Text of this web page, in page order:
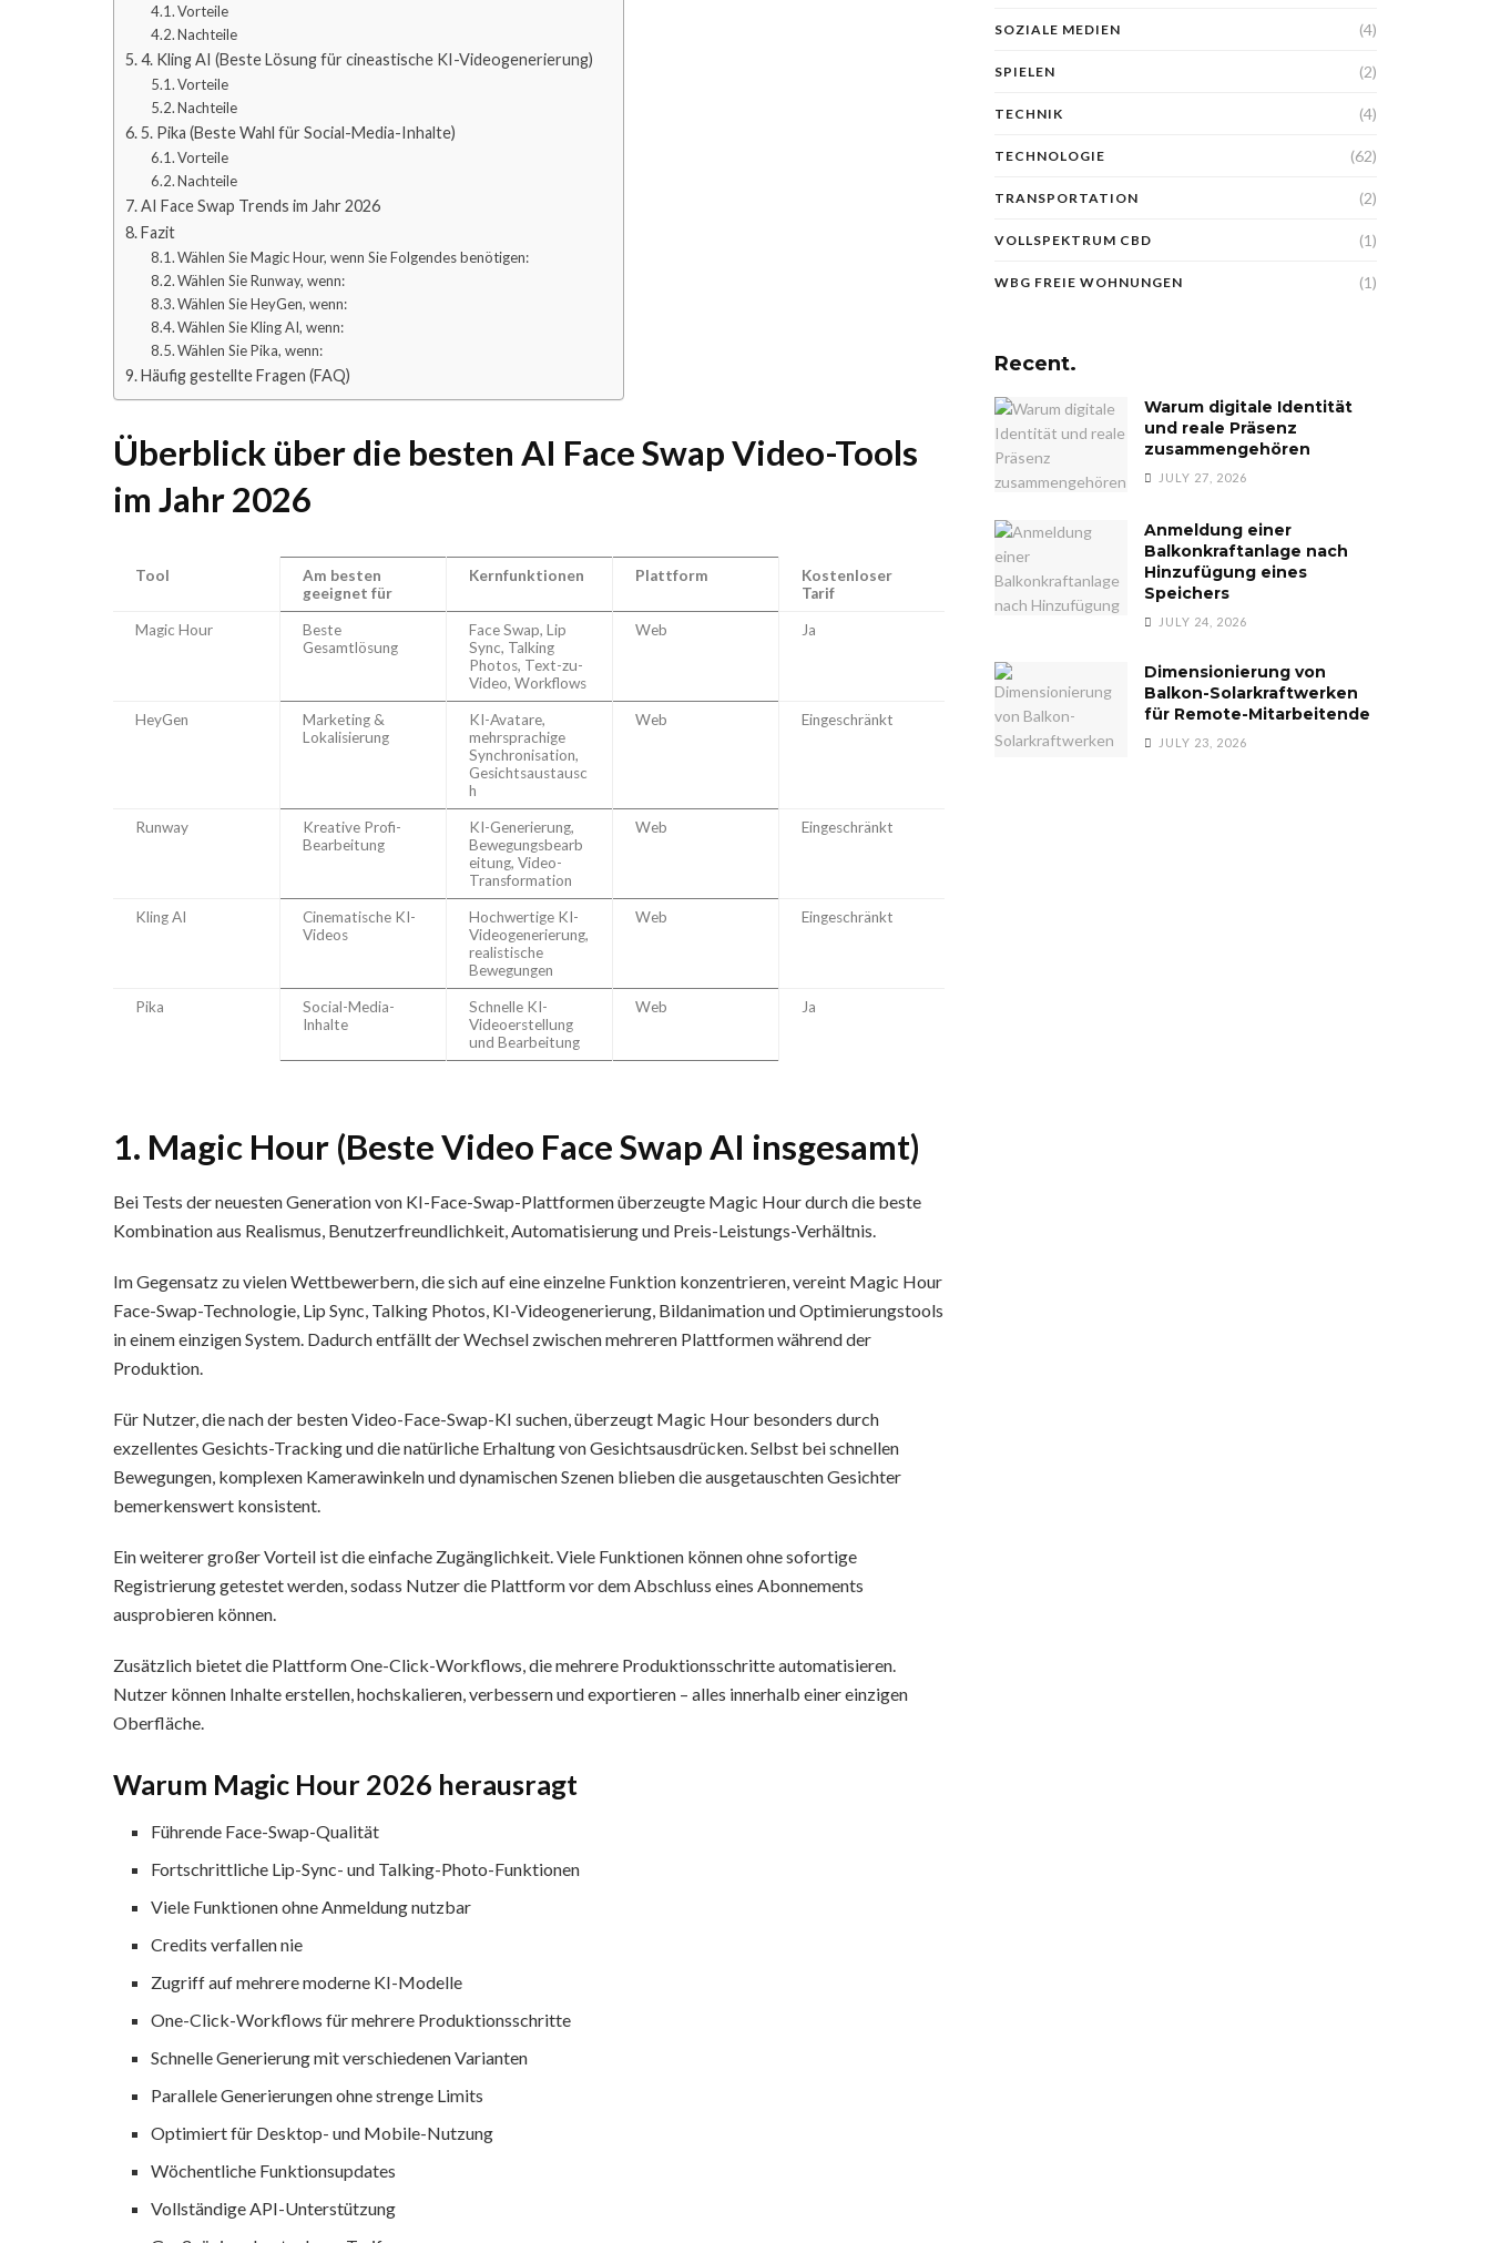
Vorteile
Nachteile
4. Kling AI (Beste Lösung für cineastische KI-Videogenerierung)
Vorteile
Nachteile
5. Pika (Beste Wahl für Social-Media-Inhalte)
Vorteile
Nachteile
AI Face Swap Trends im Jahr 2026
Fazit
Wählen Sie Magic Hour, wenn Sie Folgendes benötigen:
Wählen Sie Runway, wenn:
Wählen Sie HeyGen, wenn:
Wählen Sie Kling AI, wenn:
Wählen Sie Pika, wenn:
Häufig gestellte Fragen (FAQ)
Überblick über die besten AI Face Swap Video-Tools
im Jahr 2026
Tool
Am besten
geeignet für
Kernfunktionen Plattform
Kostenloser
Tarif
Magic Hour
Beste
Gesamtlösung
Face Swap, Lip
Sync, Talking
Photos, Text-zu-
Video, Workflows
Web Ja
HeyGen
Marketing &
Lokalisierung
KI-Avatare,
mehrsprachige
Synchronisation,
Gesichtsaustausc
h
Web Eingeschränkt
Runway
Kreative Profi-
Bearbeitung
KI-Generierung,
Bewegungsbearb
eitung, Video-
Transformation
Web Eingeschränkt
Kling AI
Cinematische KI-
Videos
Hochwertige KI-
Videogenerierung,
realistische
Bewegungen
Web Eingeschränkt
Pika
Social-Media-
Inhalte
Schnelle KI-
Videoerstellung
und Bearbeitung
Web Ja
1. Magic Hour (Beste Video Face Swap AI insgesamt)
Bei Tests der neuesten Generation von KI-Face-Swap-Plattformen überzeugte Magic Hour durch die beste
Kombination aus Realismus, Benutzerfreundlichkeit, Automatisierung und Preis-Leistungs-Verhältnis.
Im Gegensatz zu vielen Wettbewerbern, die sich auf eine einzelne Funktion konzentrieren, vereint Magic Hour
Face-Swap-Technologie, Lip Sync, Talking Photos, KI-Videogenerierung, Bildanimation und Optimierungstools
in einem einzigen System. Dadurch entfällt der Wechsel zwischen mehreren Plattformen während der
Produktion.
Für Nutzer, die nach der besten Video-Face-Swap-KI suchen, überzeugt Magic Hour besonders durch
exzellentes Gesichts-Tracking und die natürliche Erhaltung von Gesichtsausdrücken. Selbst bei schnellen
Bewegungen, komplexen Kamerawinkeln und dynamischen Szenen blieben die ausgetauschten Gesichter
bemerkenswert konsistent.
Ein weiterer großer Vorteil ist die einfache Zugänglichkeit. Viele Funktionen können ohne sofortige
Registrierung getestet werden, sodass Nutzer die Plattform vor dem Abschluss eines Abonnements
ausprobieren können.
Zusätzlich bietet die Plattform One-Click-Workflows, die mehrere Produktionsschritte automatisieren.
Nutzer können Inhalte erstellen, hochskalieren, verbessern und exportieren – alles innerhalb einer einzigen
Oberfläche.
Warum Magic Hour 2026 herausragt
Führende Face-Swap-Qualität
Fortschrittliche Lip-Sync- und Talking-Photo-Funktionen
Viele Funktionen ohne Anmeldung nutzbar
Credits verfallen nie
Zugriff auf mehrere moderne KI-Modelle
One-Click-Workflows für mehrere Produktionsschritte
Schnelle Generierung mit verschiedenen Varianten
Parallele Generierungen ohne strenge Limits
Optimiert für Desktop- und Mobile-Nutzung
Wöchentliche Funktionsupdates
Vollständige API-Unterstützung
SOZIALE MEDIEN (4)
SPIELEN (2)
TECHNIK (4)
TECHNOLOGIE (62)
TRANSPORTATION (2)
VOLLSPEKTRUM CBD (1)
WBG FREIE WOHNUNGEN (1)
Recent.
Warum digitale Identität
und reale Präsenz
zusammengehören
JULY 27, 2026
Anmeldung einer
Balkonkraftanlage nach
Hinzufügung eines
Speichers
JULY 24, 2026
Dimensionierung von
Balkon-Solarkraftwerken
für Remote-Mitarbeitende
JULY 23, 2026